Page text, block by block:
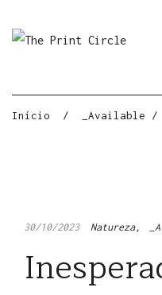
Início / _Available /
30/10/2023 Natureza